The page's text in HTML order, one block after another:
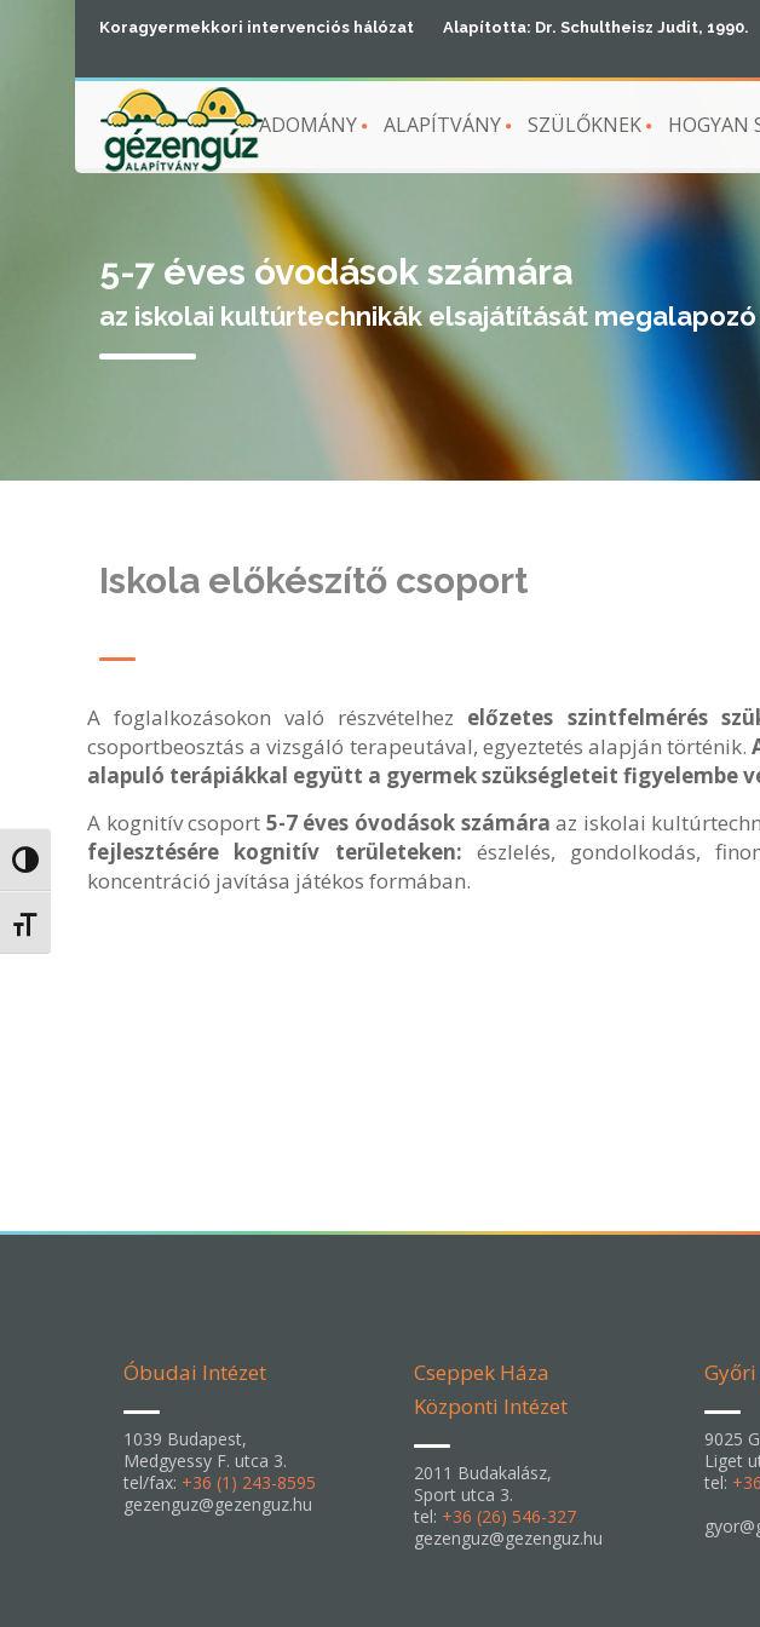
Nagy kontraszt váltása
Betűméret váltása
Koragyermekkori intervenciós hálózat Alapította: Dr. Schultheisz Judit, 1990.
ADOMÁNY ALAPÍTVÁNY SZÜLŐKNEK HOGYAN
5-7 éves óvodások számára
az iskolai kultúrtechnikák elsajátítását
Iskola előkészítő csoport
A foglalkozásokon való részvételhez előzetes szintfelmérés
csoportbeosztás a vizsgáló terapeutával, egyeztetés alapján történik.
alapuló terápiákkal együtt a gyermek szükségleteit figyelembe
A kognitív csoport 5-7 éves óvodások számára az iskolai
fejlesztésére kognitív területeken: észlelés, gondolkodás,
koncentráció javítása játékos formában.
Óbudai Intézet
1039 Budapest,
Medgyessy F. utca 3.
tel/fax: +36 (1) 243-8595
gezenguz@gezenguz.hu
Cseppek Háza
Központi Intézet
2011 Budakalász,
Sport utca 3.
tel: +36 (26) 546-327
gezenguz@gezenguz.hu
9025
Liget
tel: